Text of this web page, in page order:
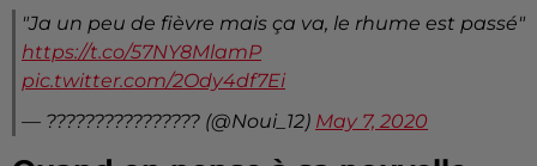
"Ja un peu de fièvre mais ça va, le rhume est passé"
https://t.co/57NY8MlamP
pic.twitter.com/2Ody4df7Ei
— ???????????????? (@Noui_12) May 7, 2020